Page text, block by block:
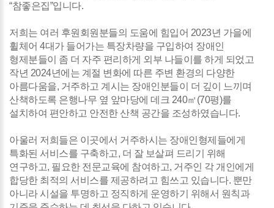
“참좋은집”입니다.
저희는 여러 후원회원분들의 도움에 힘입어 2023년 가을에
휠체어 4대가 들어가는 특장차량을 구입하여 장애인
형제분들이 좀 더 자주 편리하게 외부 나들이를 하게 되었고
작년 2024년에는 계절 변화에 따른 주변 환경의 다양한
아름다움을, 거주하고 계시는 장애인분들이 더 깊이 느끼며
산책하도록 은행나무 옆 앞마당에 데크 240㎡(70평)를
설치하여 편안하고 안전한 산책 공간을 조성하였습니다.
아울러 저희들은 이곳에서 거주하시는 장애인형제들에게
특화된 서비스를 구축하고, 더 잘 보살펴 드리기 위해
연구하고, 필요한 전문교육에 참여하고, 거주인 각 개인에게
합당한 최적의 서비스를 제공하려고 힘쓰고 있습니다. 뿐만
아니라 시설을 투명하고 정직하게 운영하기 위해서 원칙과